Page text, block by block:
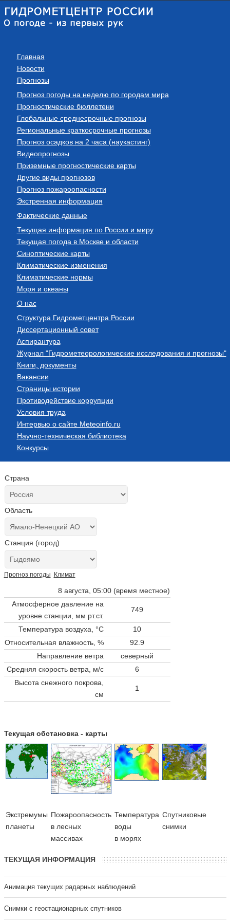
Главная
Новости
Прогнозы
Прогноз погоды на неделю по городам мира
Прогностические бюллетени
Глобальные среднесрочные прогнозы
Региональные краткосрочные прогнозы
Прогноз осадков на 2 часа (наукастинг)
Видеопрогнозы
Приземные прогностические карты
Другие виды прогнозов
Прогноз пожароопасности
Экстренная информация
Фактические данные
Текущая информация по России и миру
Текущая погода в Москве и области
Синоптические карты
Климатические изменения
Климатические нормы
Моря и океаны
О нас
Структура Гидрометцентра России
Диссертационный совет
Аспирантура
Журнал "Гидрометеорологические исследования и прогнозы"
Книги, документы
Вакансии
Страницы истории
Противодействие коррупции
Условия труда
Интервью о сайте Meteoinfo.ru
Научно-техническая библиотека
Конкурсы
Страна
Область
Станция (город)
Прогноз погоды Климат
8 августа, 05:00 (время местное)
Атмосферное давление на
уровне станции, мм рт.ст.
749
Температура воздуха, °C
10
Относительная влажность, %
92.9
Направление ветра
северный
Средняя скорость ветра, м/с
6
Высота снежного покрова,
см
1
Текущая обстановка - карты
Экстремумы
планеты
Пожароопасность
в лесных
массивах
Температура
воды
в морях
Cпутниковые
снимки
ТЕКУЩАЯ ИНФОРМАЦИЯ
Анимация текущих радарных наблюдений
Cнимки с геостационарных спутников